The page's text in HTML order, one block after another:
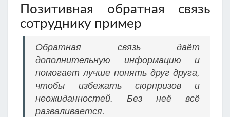
Позитивная обратная связь
сотруднику пример
Обратная связь даёт
дополнительную информацию и
помогает лучше понять друг друга,
чтобы избежать сюрпризов и
неожиданностей. Без неё всё
разваливается.